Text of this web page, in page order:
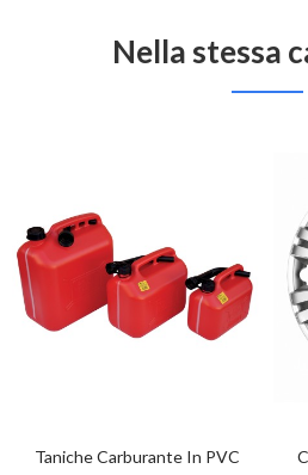
Nella stessa
Taniche Carburante In PVC